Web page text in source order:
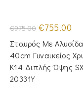
€975.00 Original
price
was:
€975.00.
€755.00
τιμή
Σταυρός Με Αλυσίδα
40cm Γυναικείος
Κ14 Διπλής Όψης
20331Y